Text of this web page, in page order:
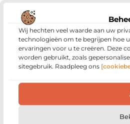
Wij hechten veel waarde aan uw
technologieën om te begrijpen hoe
ervaringen voor u te creëren. Deze
worden gebruikt, zoals
sitegebruik. Raadpleeg ons